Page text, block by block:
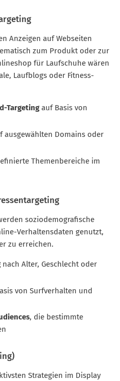
Anzeigen auf Webseiten
zum Produkt oder zur
für Laufschuhe wären
Laufblogs oder Fitness-
Targetingauf Basis von
ausgewählten Domains oder
Themenbereiche im
soziodemografische
Verhaltensdaten genutzt,
zu erreichen.
nach Alter, Geschlecht oder
von Surfverhalten und
, die bestimmte
Strategien im Display